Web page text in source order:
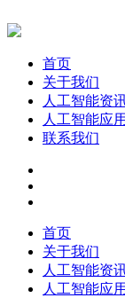
首页
关于我们
人工智能资
人工智能应用
联系我们
首页
关于我们
人工智能资
人工智能应用